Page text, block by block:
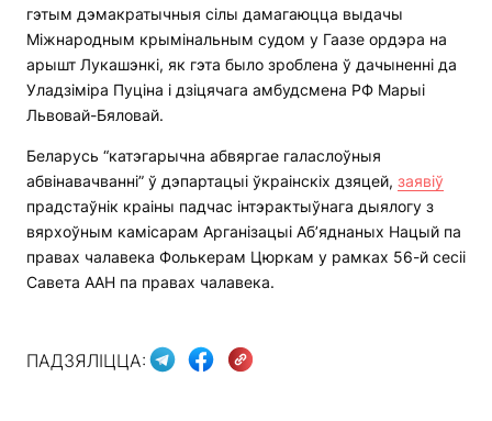
гэтым дэмакратычныя сілы дамагаюцца выдачы
Міжнародным крымінальным судом у Гаазе ордэра на
арышт Лукашэнкі, як гэта было зроблена ў дачыненні да
Уладзіміра Пуціна і дзіцячага амбудсмена РФ Марыі
Львовай-Бяловай.
Беларусь “катэгарычна абвяргае галаслоўныя
абвінавачванні” ў дэпартацыі ўкраінскіх дзяцей, заявіў
прадстаўнік краіны падчас інтэрактыўнага дыялогу з
вярхоўным камісарам Арганізацыі Аб’яднаных Нацый па
правах чалавека Фолькерам Цюркам у рамках 56-й сесіі
Савета ААН па правах чалавека.
ПАДЗЯЛІЦЦА: